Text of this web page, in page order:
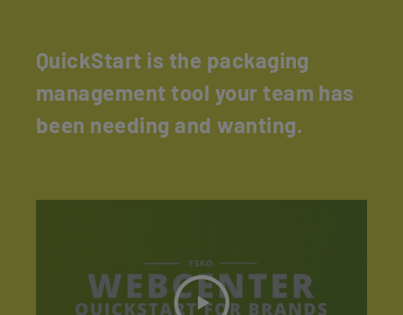
QuickStart is the packaging
management tool your team has
been needing and wanting.